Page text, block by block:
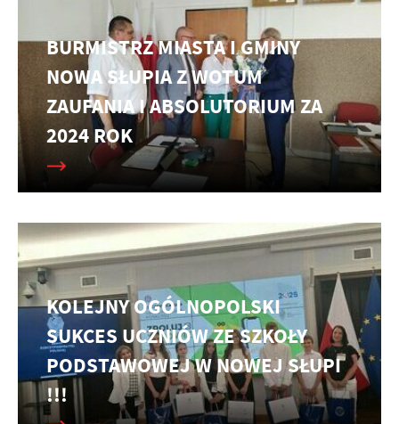
BURMISTRZ MIASTA I GMINY
NOWA SŁUPIA Z WOTUM
ZAUFANIA I ABSOLUTORIUM ZA
2024 ROK
KOLEJNY OGÓLNOPOLSKI
SUKCES UCZNIÓW ZE SZKOŁY
PODSTAWOWEJ W NOWEJ SŁUPI
!!!